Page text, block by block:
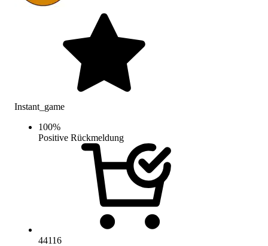
Instant_game
100%
Positive Rückmeldung
44116